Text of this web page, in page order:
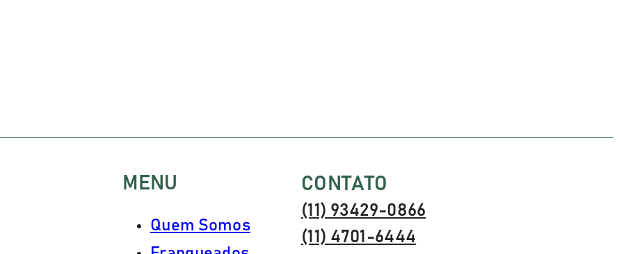
MENU
Quem Somos
CONTATO
(11) 93429-0866
(11) 4701-6444